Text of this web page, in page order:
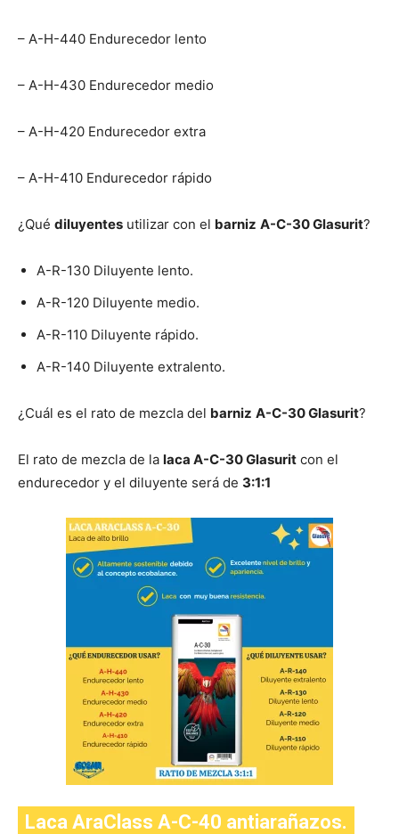
– A-H-440 Endurecedor lento
– A-H-430 Endurecedor medio
– A-H-420 Endurecedor extra
– A-H-410 Endurecedor rápido
¿Qué diluyentes utilizar con el barniz A-C-30 Glasurit?
A-R-130 Diluyente lento.
A-R-120 Diluyente medio.
A-R-110 Diluyente rápido.
A-R-140 Diluyente extralento.
¿Cuál es el rato de mezcla del barniz A-C-30 Glasurit?
El rato de mezcla de la laca A-C-30 Glasurit con el
endurecedor y el diluyente será de 3:1:1
Laca AraClass A-C-40 antiarañazos.